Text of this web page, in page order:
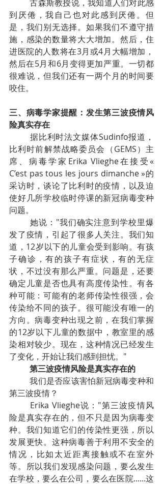
古森斯教授说，我知道人们对此感
到厌倦，我自己也对此感到厌倦。但
是，我们别无选择。如果我们不遵守措
施，感染的数量将大大增加。然后，住
进医院的人数将在3月或4月大幅增加，
然后在5月和6月变得更加严重。一切都
很难说，但我们还有一两个月的时间要
咬住。
三、病毒学家提醒：发生第三波疫情风
险真实存在
据比利时法文媒体Sudinfo报道，
比利时前解禁战略委员会（GEMS）主
席、病毒学家Erika Vlieghe在接受«
C’est pas tous les jours dimanche »的
采访时，谈论了比利时的疫情，以及迫
使好几所学校临时停课的新冠病毒变种
问题。
她说："我们确实注意到学校里爆
发了疫情，引起了很多人关注。我们知
道，12岁以下的儿童会受到影响。有孩
子确诊，有的孩子有症状，有的无症
状，不过没有那么严重。问题是，还要
确定儿童是否也具有高度传染性。有各
种可能：可能有的老师传染性很强，会
传染给不同的孩子。很可能没有唯一的
方向。病毒变种出现之前，在我们掌握
的12岁以下儿童的数据中，教室里的感
染相对较少。现在，这种情况已经发生
了变化，开始让我们感到担忧。"
第三波疫情风险是真实存在的
我们是否应该害怕新冠病毒变种和
第三波疫情？
Erika Vlieghe说："第三波疫情风
险是真实存在的，但不只是因为病毒变
种。我们知道它们的传染性更强，所以
发展更快。这种病毒善于利用不安全的
情况，比如太近距离接触或不在室外
等。所以我们发现感染问题，要么发生
在学校，要么在公司，要么在医院......这